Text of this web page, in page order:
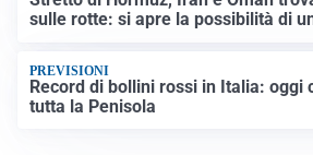
sulle rotte: si apre la possibilità di
PREVISIONI
Record di bollini rossi in Italia: oggi
tutta la Penisola